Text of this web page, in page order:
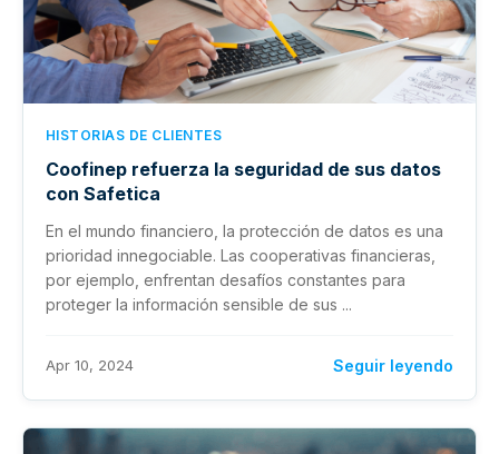
HISTORIAS DE CLIENTES
Coofinep refuerza la seguridad de sus datos
con Safetica
En el mundo financiero, la protección de datos es una
prioridad innegociable. Las cooperativas financieras,
por ejemplo, enfrentan desafíos constantes para
proteger la información sensible de sus ...
Apr 10, 2024 Seguir leyendo